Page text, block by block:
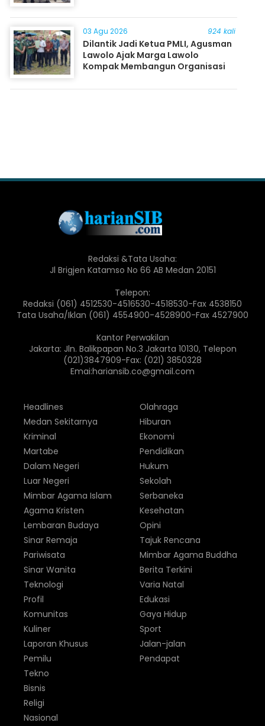
03 Agu 2026 924 kali
Dilantik Jadi Ketua PMLI, Agusman
Lawolo Ajak Marga Lawolo
Kompak Membangun Organisasi
Redaksi &Tata Usaha:
Jl Brigjen Katamso No 66 AB Medan 20151
Telepon:
Redaksi (061) 4512530-4516530-4518530-Fax 4538150
Tata Usaha/Iklan (061) 4554900-4528900-Fax 4527900
Kantor Perwakilan
Jakarta: Jln. Balikpapan No.3 Jakarta 10130, Telepon
(021)3847909-Fax: (021) 3850328
Emai:hariansib.co@gmail.com
Headlines
Medan Sekitarnya
Kriminal
Martabe
Dalam Negeri
Luar Negeri
Olahraga
Hiburan
Ekonomi
Pendidikan
Hukum
Sekolah
Mimbar Agama Islam
Agama Kristen
Lembaran Budaya
Sinar Remaja
Pariwisata
Sinar Wanita
Serbaneka
Kesehatan
Opini
Tajuk Rencana
Mimbar Agama Buddha
Berita Terkini
Teknologi
Profil
Komunitas
Kuliner
Laporan Khusus
Pemilu
Varia Natal
Edukasi
Gaya Hidup
Sport
Jalan-jalan
Pendapat
Tekno
Bisnis
Religi
Nasional